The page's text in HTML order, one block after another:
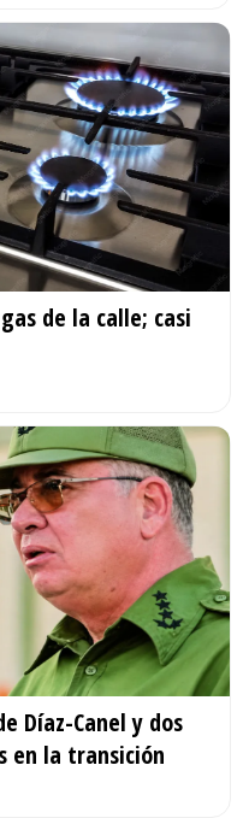
de la calle; casi
Díaz-Canel y dos
en la transición